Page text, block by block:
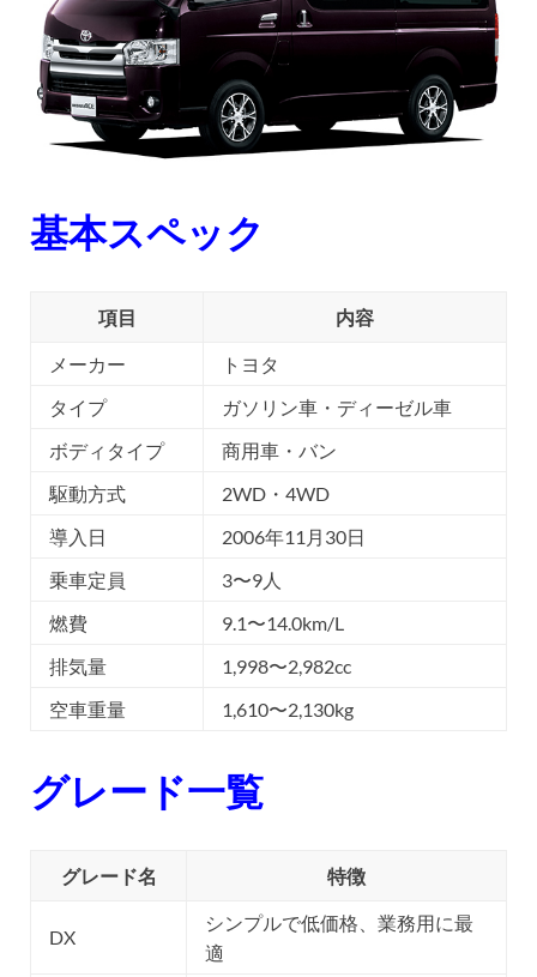
基本スペック
項目 内容
メーカー
トヨタ
タイプ
ガソリン車・ディーゼル車
ボディタイプ
商用車・バン
駆動方式
2WD・4WD
導入日
2006年11月30日
乗車定員
3〜9人
燃費
9.1〜14.0km/L
排気量
1,998〜2,982cc
空車重量
1,610〜2,130kg
グレード一覧
グレード名 特徴
DX
シンプルで低価格、業務用に最
適